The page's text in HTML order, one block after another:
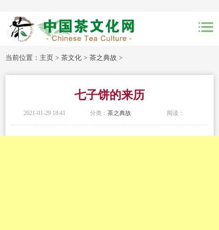
当前位置： 主页 >茶文化 >茶之典故 >
七子饼的来历
2021-01-29 18:41 分类： 茶之典故 阅读：